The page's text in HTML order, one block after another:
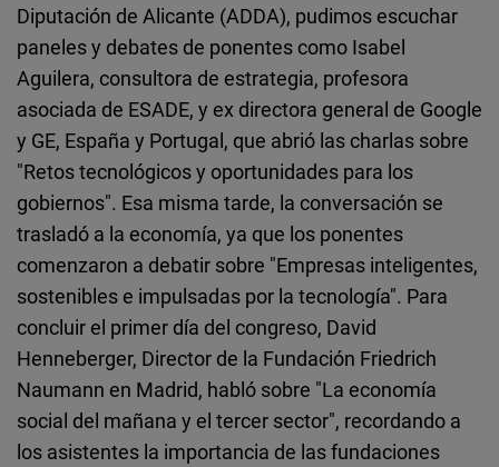
Diputación de Alicante (ADDA), pudimos escuchar
paneles y debates de ponentes como Isabel
Aguilera, consultora de estrategia, profesora
asociada de ESADE, y ex directora general de Google
y GE, España y Portugal, que abrió las charlas sobre
"Retos tecnológicos y oportunidades para los
gobiernos". Esa misma tarde, la conversación se
trasladó a la economía, ya que los ponentes
comenzaron a debatir sobre "Empresas inteligentes,
sostenibles e impulsadas por la tecnología". Para
concluir el primer día del congreso, David
Henneberger, Director de la Fundación Friedrich
Naumann en Madrid, habló sobre "La economía
social del mañana y el tercer sector", recordando a
los asistentes la importancia de las fundaciones